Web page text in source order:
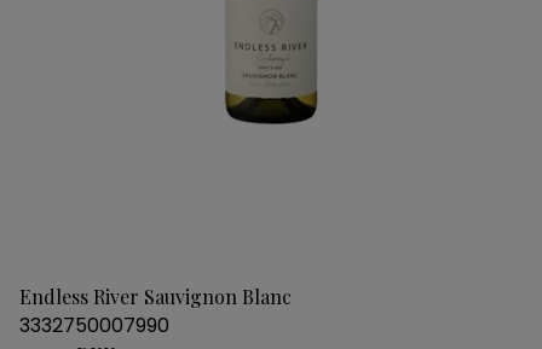
Endless River Sauvignon Blanc
3332750007990